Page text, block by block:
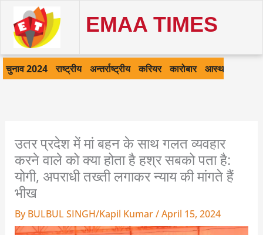
content
EMAA TIMES
चुनाव 2024 राष्ट्रीय अन्तर्राष्ट्रीय करियर कारोबार आस्था
उतर प्रदेश में मां बहन के साथ गलत व्यवहार
करने वाले को क्या होता है हश्र सबको पता है:
योगी, अपराधी तख्ती लगाकर न्याय की मांगते हैं
भीख
ByBULBUL SINGH/Kapil Kumar/April 15, 2024